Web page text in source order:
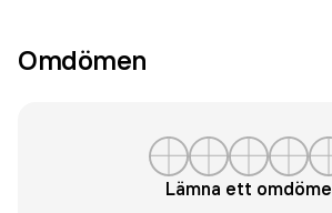
Omdömen
Lämna ett omdöme